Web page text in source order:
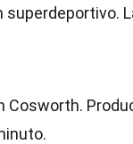
superdeportivo.
Cosworth.